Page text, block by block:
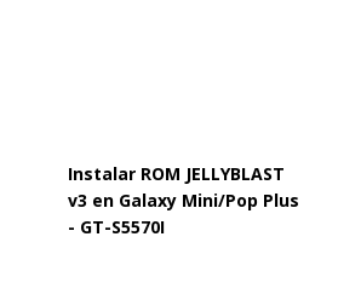
Instalar ROM JELLYBLAST
v3 en Galaxy Mini/Pop Plus
- GT-S5570I